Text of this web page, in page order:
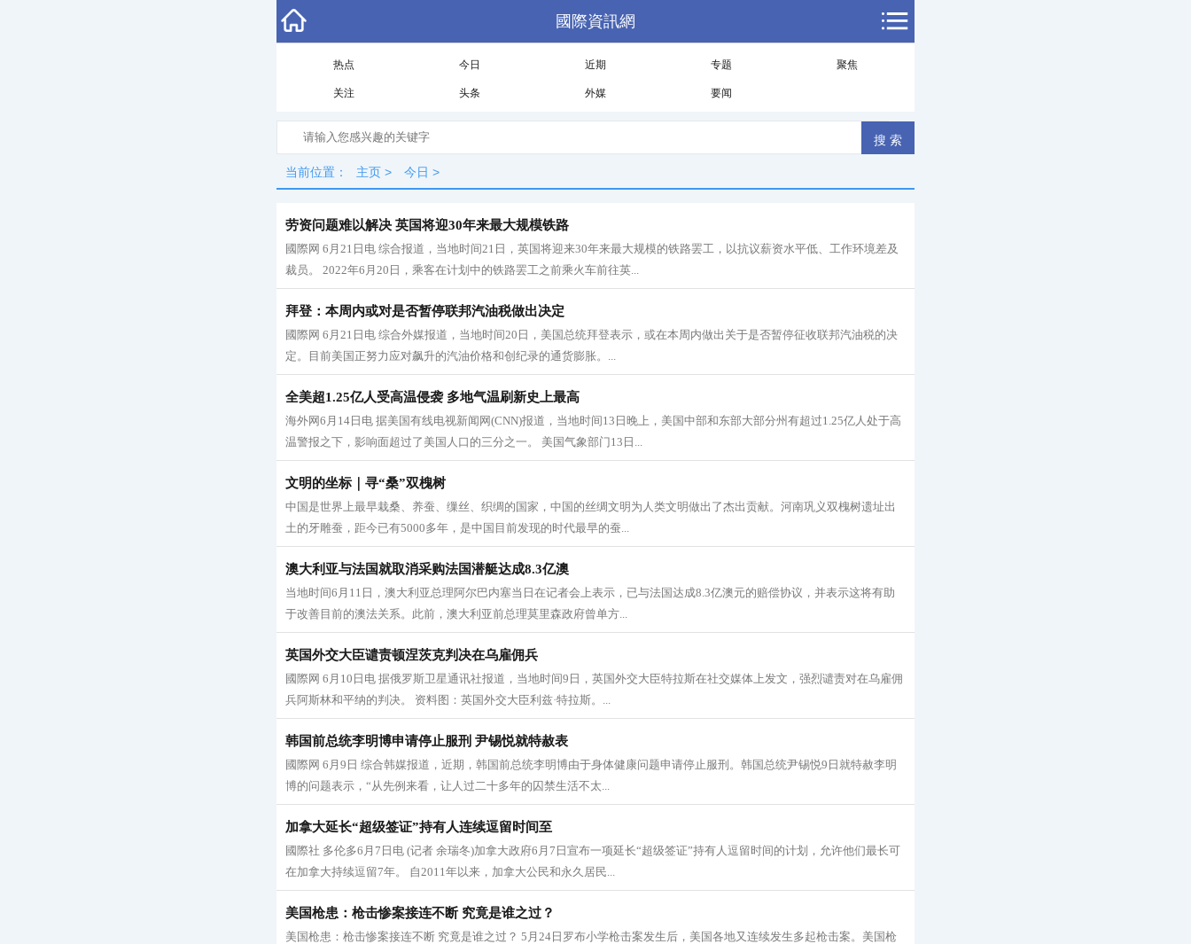
國際資訊網
热点 今日 近期 专题 聚焦
关注 头条 外媒 要闻
当前位置： 主页 > 今日 >
劳资问题难以解决 英国将迎30年来最大规模铁路
國際网 6月21日电 综合报道，当地时间21日，英国将迎来30年来最大规模的铁路罢工，以抗议薪资水平低、工作环境差及
裁员。 2022年6月20日，乘客在计划中的铁路罢工之前乘火车前往英...
拜登：本周内或对是否暂停联邦汽油税做出决定
國際网 6月21日电 综合外媒报道，当地时间20日，美国总统拜登表示，或在本周内做出关于是否暂停征收联邦汽油税的决
定。目前美国正努力应对飙升的汽油价格和创纪录的通货膨胀。...
全美超1.25亿人受高温侵袭 多地气温刷新史上最高
海外网6月14日电 据美国有线电视新闻网(CNN)报道，当地时间13日晚上，美国中部和东部大部分州有超过1.25亿人处于高
温警报之下，影响面超过了美国人口的三分之一。 美国气象部门13日...
文明的坐标｜寻“桑”双槐树
中国是世界上最早栽桑、养蚕、缫丝、织绸的国家，中国的丝绸文明为人类文明做出了杰出贡献。河南巩义双槐树遗址出
土的牙雕蚕，距今已有5000多年，是中国目前发现的时代最早的蚕...
澳大利亚与法国就取消采购法国潜艇达成8.3亿澳
当地时间6月11日，澳大利亚总理阿尔巴内塞当日在记者会上表示，已与法国达成8.3亿澳元的赔偿协议，并表示这将有助
于改善目前的澳法关系。此前，澳大利亚前总理莫里森政府曾单方...
英国外交大臣谴责顿涅茨克判决在乌雇佣兵
國際网 6月10日电 据俄罗斯卫星通讯社报道，当地时间9日，英国外交大臣特拉斯在社交媒体上发文，强烈谴责对在乌雇佣
兵阿斯林和平纳的判决。 资料图：英国外交大臣利兹·特拉斯。...
韩国前总统李明博申请停止服刑 尹锡悦就特赦表
國際网 6月9日 综合韩媒报道，近期，韩国前总统李明博由于身体健康问题申请停止服刑。韩国总统尹锡悦9日就特赦李明
博的问题表示，“从先例来看，让人过二十多年的囚禁生活不太...
加拿大延长“超级签证”持有人连续逗留时间至
國際社 多伦多6月7日电 (记者 余瑞冬)加拿大政府6月7日宣布一项延长“超级签证”持有人逗留时间的计划，允许他们最长可
在加拿大持续逗留7年。 自2011年以来，加拿大公民和永久居民...
美国枪患：枪击惨案接连不断 究竟是谁之过？
美国枪患：枪击惨案接连不断 究竟是谁之过？ 5月24日罗布小学枪击案发生后，美国各地又连续发生多起枪击案。美国枪